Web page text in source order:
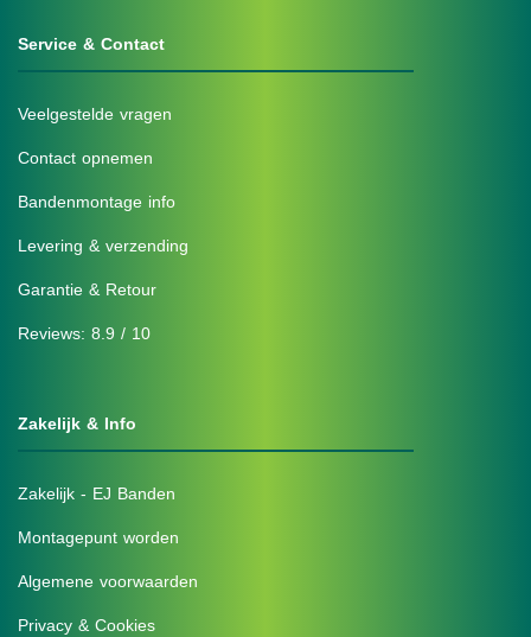
Service & Contact
Veelgestelde vragen
Contact opnemen
Bandenmontage info
Levering & verzending
Garantie & Retour
Reviews: 8.9 / 10
Zakelijk & Info
Zakelijk - EJ Banden
Montagepunt worden
Algemene voorwaarden
Privacy & Cookies